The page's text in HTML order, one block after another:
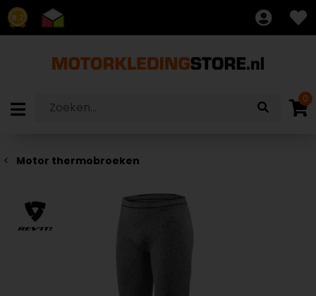
8.7
0
Motor thermobroeken